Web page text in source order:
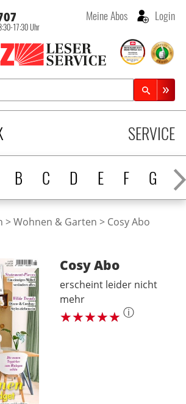
17:30 Uhr
Meine Abos Login
B C D E F G H
SERVICE
Wohnen & Garten Cosy Abo
CosyAbo
erscheint leider nicht
mehr
ⓘ